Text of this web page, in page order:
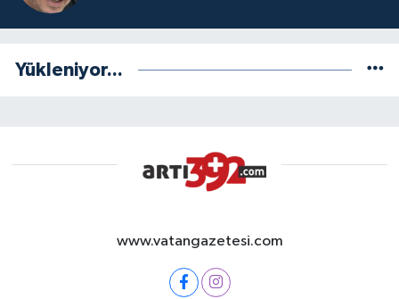
Yükleniyor...
www.vatangazetesi.com